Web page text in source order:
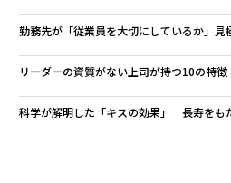
勤務先が「従業員を大切にしているか」見
リーダーの資質がない上司が持つ10の特徴
科学が解明した「キスの効果」 長寿をも